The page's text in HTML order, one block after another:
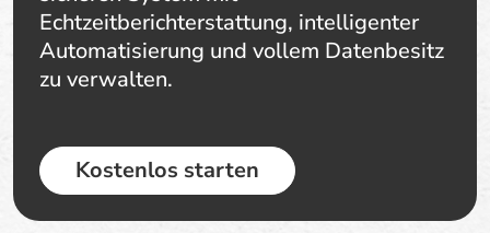
Echtzeitberichterstattung, intelligenter
Automatisierung und vollem Datenbesitz
zu verwalten.
Kostenlos starten